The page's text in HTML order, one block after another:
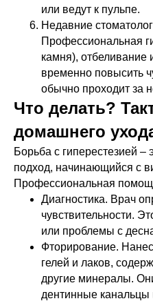
или ведут к пульпе.
Недавние
Профессиональная
камня), отбеливание
временно повысить
обычно проходит за
Что делать?
домашнего
Борьба с гиперестезией –
подход, начинающийся с
Профессиональная
Диагностика. Врач
чувствительности.
или проблемы с
Фторирование.
гелей и лаков,
другие минералы.
дентинные канальцы